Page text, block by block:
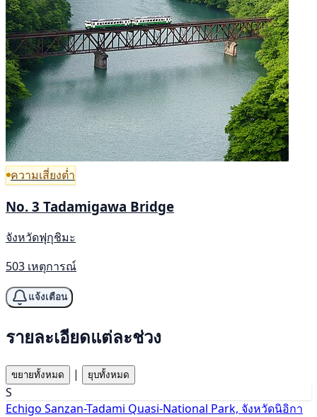
ความเสี่ยงต่ำ
No. 3 Tadamigawa Bridge
จังหวัดฟุกุชิมะ
503 เหตุการณ์
แจ้งเตือน
รายละเอียดแต่ละช่วง
ขยายทั้งหมด | ยุบทั้งหมด
S
Echigo Sanzan-Tadami Quasi-National Park, จังหวัดนิอิกา